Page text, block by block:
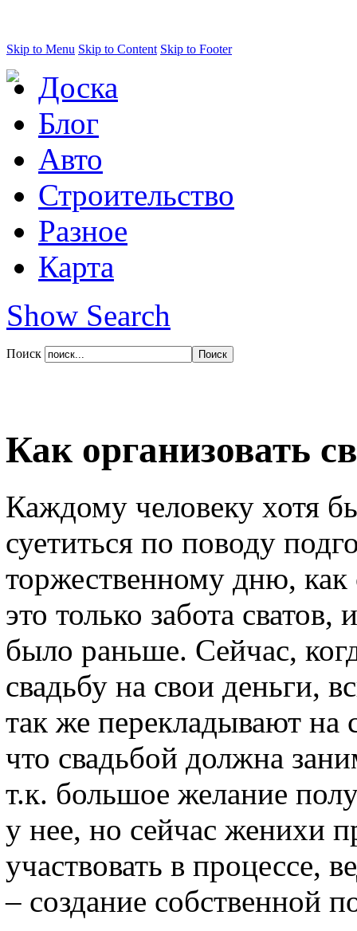
Skip to Menu Skip to Content Skip to Footer
Доска
Блог
Авто
Строительство
Разное
Карта
Show Search
Поиск
Как организовать
Каждому человеку хотя
суетиться по поводу
торжественному дню, как
это только забота
было раньше. Сейчас,
свадьбу на свои деньги,
так же перекладывают на
что свадьбой должна
т.к. большое желание
у нее, но сейчас женихи
участвовать в процессе,
– создание собственной